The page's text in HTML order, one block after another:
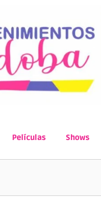
Películas Shows